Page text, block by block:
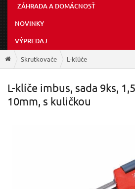
ZÁHRADA A DOMÁCNOSŤ
NOVINKY
VÝPREDAJ
Skrutkovače L-kľúče
L-klíče imbus, sada 9ks,
10mm, s kuličkou